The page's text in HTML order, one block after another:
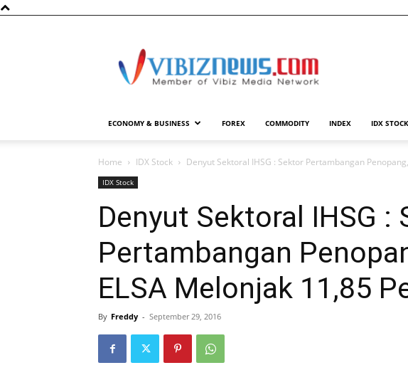
ECONOMY & BUSINESS FOREX COMMODITY INDEX IDX STOCK
Home IDX Stock Denyut Sektoral IHSG : Sektor Pertambangan
IDX Stock
Denyut Sektoral IHSG :
Pertambangan
ELSA Melonjak 11,85
By Freddy - September 29, 2016